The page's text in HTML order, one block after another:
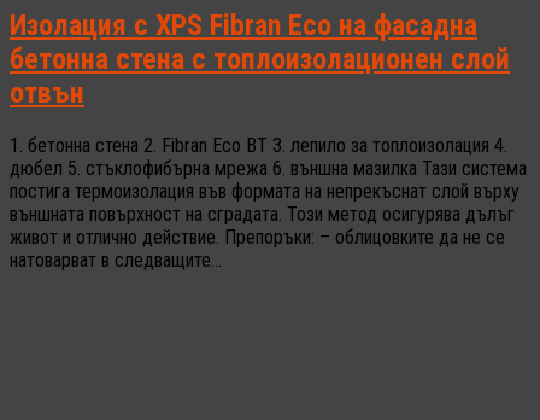
Изолация с XPS Fibran Eco на фасадна
бетонна стена с топлоизолационен слой
отвън
1. бетонна стена 2. Fibran Eco BT 3. лепило за топлоизолация 4.
дюбел 5. стъклофибърна мрежа 6. външна мазилка Тази система
постига термоизолация във формата на непрекъснат слой върху
външната повърхност на сградата. Този метод осигурява дълъг
живот и отлично действие. Препоръки: – облицовките да не се
натоварват в следващите...